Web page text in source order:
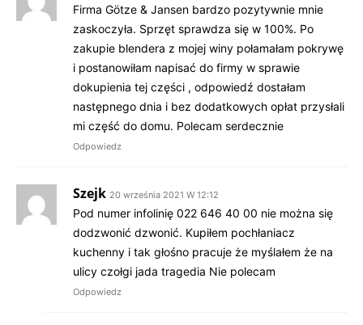
Firma Götze & Jansen bardzo pozytywnie mnie
zaskoczyła. Sprzęt sprawdza się w 100%. Po
zakupie blendera z mojej winy połamałam pokrywę
i postanowiłam napisać do firmy w sprawie
dokupienia tej części , odpowiedź dostałam
następnego dnia i bez dodatkowych opłat przysłali
mi część do domu. Polecam serdecznie
Odpowiedz
Szejk 20 września 2021 W 12:12
Pod numer infolinię 022 646 40 00 nie można się
dodzwonić dzwonić. Kupiłem pochłaniacz
kuchenny i tak głośno pracuje że myślałem że na
ulicy czołgi jada tragedia Nie polecam
Odpowiedz